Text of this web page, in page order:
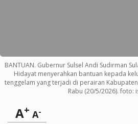
BANTUAN. Gubernur Sulsel Andi Sudirman
Hidayat menyerahkan bantuan kepada
tenggelam yang terjadi di perairan
Rabu (20/5/2026). foto:
A+ A-